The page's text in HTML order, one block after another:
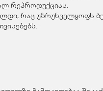
რეპროდუქციას.
რაც უზრუნველყოფს